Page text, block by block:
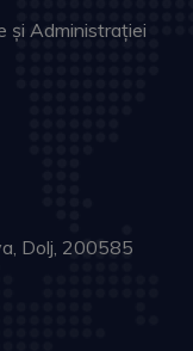
și Administrației
Dolj, 200585